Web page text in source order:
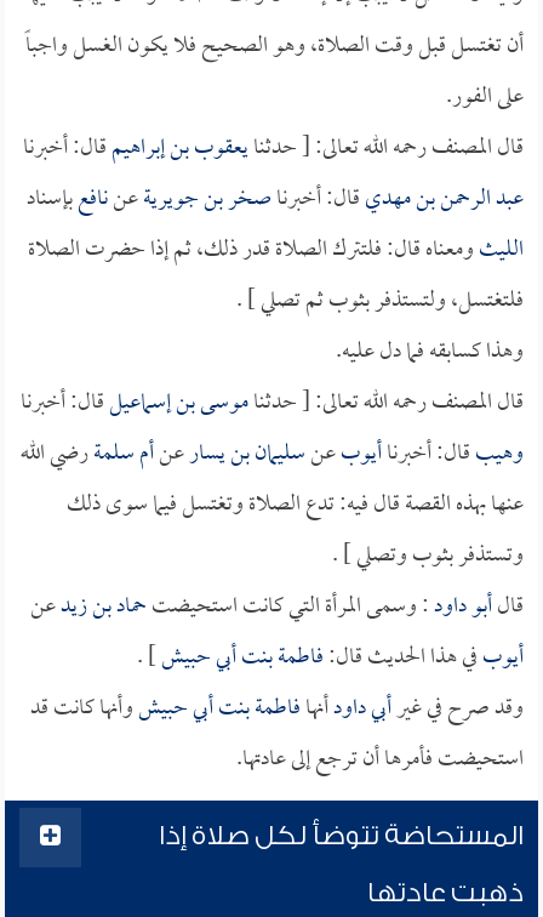
أن تغتسل قبل وقت الصلاة، وهو الصحيح فلا يكون الغسل واجباً
على الفور.
قال المصنف رحمه الله تعالى: [ حدثنايعقوب بن إبراهيمقال: أخبرنا
عبد الرحمن بن مهديقال: أخبرناصخر بن جويريةعننافعبإسناد
الليثومعناه قال: فلتترك الصلاة قدر ذلك، ثم إذا حضرت الصلاة
فلتغتسل، ولتستذفر بثوب ثم تصلي ] .
وهذا كسابقه فما دل عليه.
قال المصنف رحمه الله تعالى: [ حدثناموسى بن إسماعيلقال: أخبرنا
وهيبقال: أخبرناأيوبعنسليمان بن يسارعنأم سلمةرضي الله
عنها بهذه القصة قال فيه: تدع الصلاة وتغتسل فيما سوى ذلك
وتستذفر بثوب وتصلي ] .
قالأبو داود: وسمى المرأة التي كانت استحيضتحماد بن زيدعن
أيوبفي هذا الحديث قال:فاطمة بنت أبي حبيش] .
وقد صرح في غيرأبي داودأنهافاطمة بنت أبي حبيشوأنها كانت قد
استحيضت فأمرها أن ترجع إلى عادتها.
المستحاضة تتوضأ لكل صلاة إذا
ذهبت عادتها